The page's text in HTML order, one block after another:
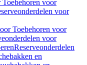
Toebehoren voor
voor
Toebehoren voor
voor
Reserveonderdelen
en